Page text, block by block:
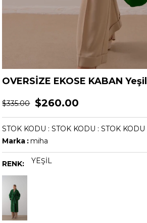
OVERSİZE EKOSE KABAN Yeşil
$335.00 $260.00
YEŞIL
STOK KODU STOK KODU
STOK KODU
Marka :miha
RENK: